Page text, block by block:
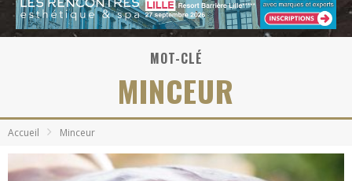
MOT-CLÉ
MINCEUR
Accueil Minceur